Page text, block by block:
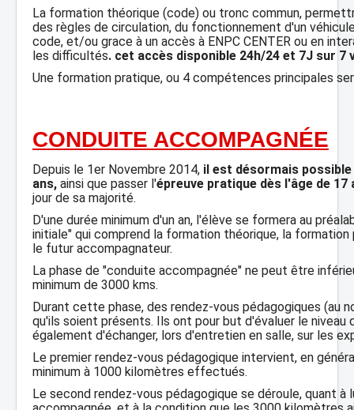
La formation théorique (code) ou tronc commun,
des règles de circulation, du fonctionnement d'un
code, et/ou grace à un accès à ENPC CENTER ou en
les difficultés. cet accès disponible 24h/24 et 7J sur
Une formation pratique, ou 4 compétences principales
CONDUITE ACCOMPAGNÉE
Depuis le 1er Novembre 2014, il est désormais
ans, ainsi que passer l'épreuve pratique dès l'âge de 17
jour de sa majorité.
D'une durée minimum d'un an, l'élève se formera au
initiale" qui comprend la formation théorique, la
le futur accompagnateur.
La phase de "conduite accompagnée" ne peut être
minimum de 3000 kms.
Durant cette phase, des rendez-vous pédagogiques (au
qu'ils soient présents. Ils ont pour but d'évaluer le
également d'échanger, lors d'entretien en salle, sur les
Le premier rendez-vous pédagogique intervient, en
minimum à 1000 kilomètres effectués.
Le second rendez-vous pédagogique se déroule, quant